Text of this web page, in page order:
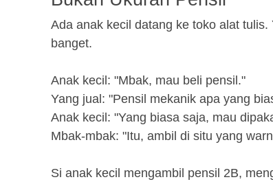
Ada anak kecil datang ke toko alat
banget.
Anak kecil: "Mbak, mau beli pensil."
Yang jual: "Pensil mekanik apa yang
Anak kecil: "Yang biasa saja, mau
Mbak-mbak: "Itu, ambil di situ yang
Si anak kecil mengambil pensil 2B,